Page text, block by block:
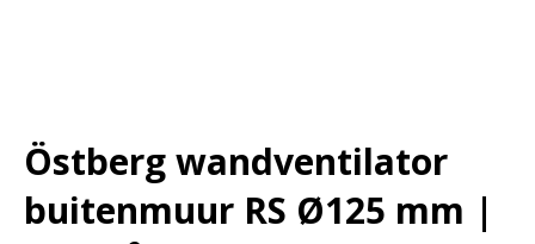
Östberg wandventilator
buitenmuur RS Ø125 mm |